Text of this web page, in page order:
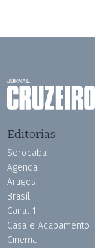
Editorias
Sorocaba
Agenda
Artigos
Brasil
Canal 1
Casa e Acabamento
Cinema